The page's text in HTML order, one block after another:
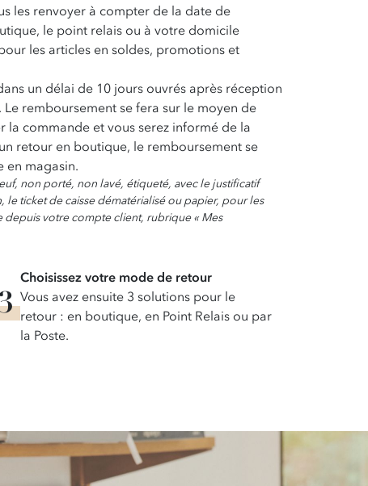
les renvoyer à compter de la date de
le point relais ou à votre domicile
les articles en soldes, promotions et
un délai de 10 jours ouvrés après réception
remboursement se fera sur le moyen de
la commande et vous serez informé de la
retour en boutique, le remboursement se
en magasin.
non porté, non lavé, étiqueté, avec le justificatif
le ticket de caisse dématérialisé ou papier, pour les
depuis votre compte client, rubrique « Mes
Choisissez votre mode de retour
Vous avez ensuite 3 solutions pour le
retour : en boutique, en Point Relais ou par
la Poste.